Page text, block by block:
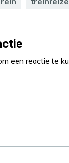
een reactie te